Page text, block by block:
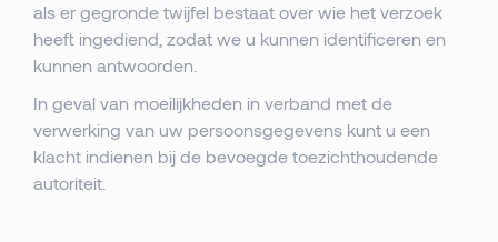
als er gegronde twijfel bestaat over wie het verzoek
heeft ingediend, zodat we u kunnen identificeren en
kunnen antwoorden.
In geval van moeilijkheden in verband met de
verwerking van uw persoonsgegevens kunt u een
klacht indienen bij de bevoegde toezichthoudende
autoriteit.